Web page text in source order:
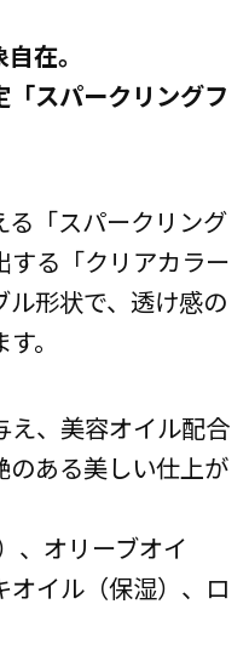
在。
スパークリングフ
「スパークリング
する「クリアカラー
形状で、透け感の
。
、美容オイル配合
のある美しい仕上が
、オリーブオイ
イル（保湿）、ロ